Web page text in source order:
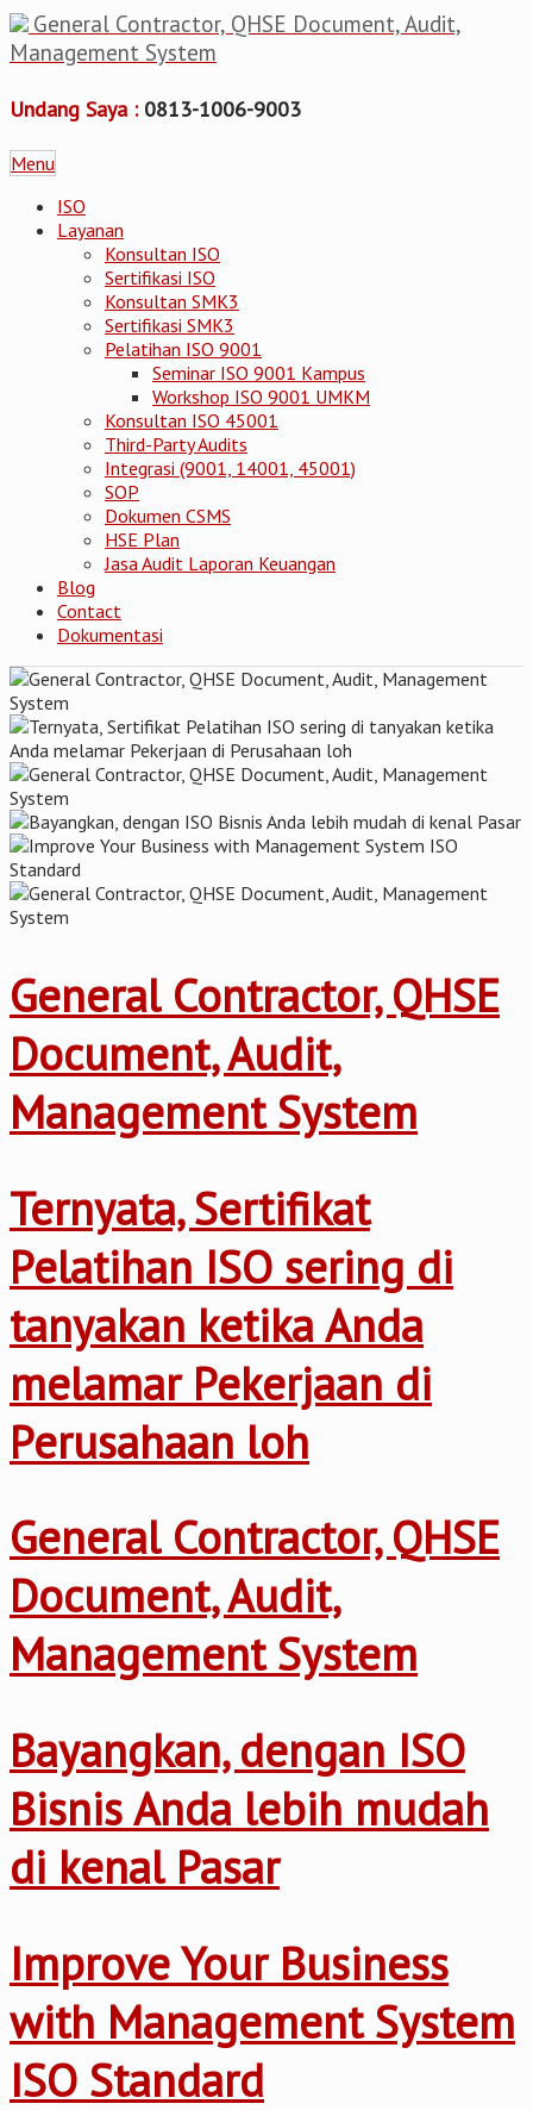
General Contractor, QHSE Document, Audit,
Management System
Undang Saya : 0813-1006-9003
Menu
ISO
Layanan
Konsultan ISO
Sertifikasi ISO
Konsultan SMK3
Sertifikasi SMK3
Pelatihan ISO 9001
Seminar ISO 9001 Kampus
Workshop ISO 9001 UMKM
Konsultan ISO 45001
Third-Party Audits
Integrasi (9001, 14001, 45001)
SOP
Dokumen CSMS
HSE Plan
Jasa Audit Laporan Keuangan
Blog
Contact
Dokumentasi
General Contractor, QHSE
Document, Audit,
Management System
Ternyata, Sertifikat
Pelatihan ISO sering di
tanyakan ketika Anda
melamar Pekerjaan di
Perusahaan loh
General Contractor, QHSE
Document, Audit,
Management System
Bayangkan, dengan ISO
Bisnis Anda lebih mudah
di kenal Pasar
Improve Your Business
with Management System
ISO Standard